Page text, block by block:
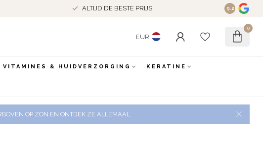
ALTIJD DE BESTE PRIJS 9.2
EUR
0
VITAMINES & HUIDVERZORGING KERATINE
OP ZON EN ONTDEK ZE ALLEMAAL